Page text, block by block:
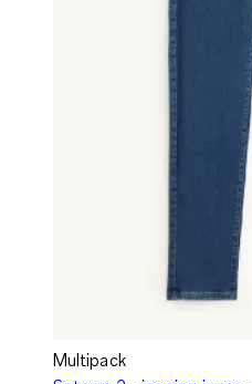
Multipack